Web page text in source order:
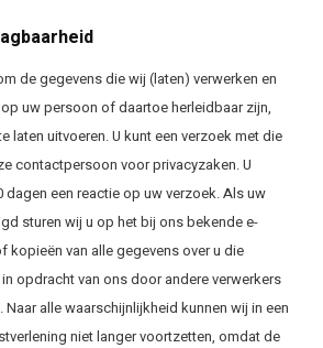
de gegevens die wij (laten) verwerken en
uw persoon of daartoe herleidbaar zijn,
laten uitvoeren. U kunt een verzoek met die
contactpersoon voor privacyzaken. U
dagen een reactie op uw verzoek. Als uw
sturen wij u op het bij ons bekende e-
kopieën van alle gegevens over u die
opdracht van ons door andere verwerkers
alle waarschijnlijkheid kunnen wij in een
niet langer voortzetten, omdat de